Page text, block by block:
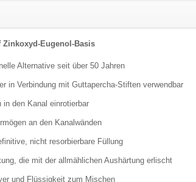
Zinkoxyd-Eugenol-Basis
Alternative seit über 50 Jahren
in Verbindung mit Guttapercha-Stiften verwendbar
den Kanal einrotierbar
an den Kanalwänden
nicht resorbierbare Füllung
die mit der allmählichen Aushärtung erlischt
und Flüssigkeit zum Mischen